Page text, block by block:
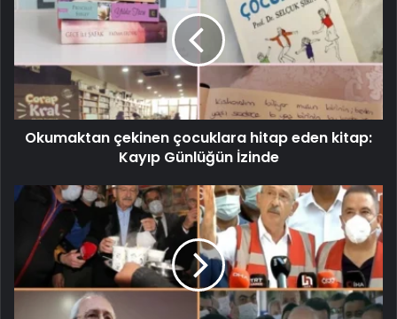
Okumaktan çekinen çocuklara hitap eden kitap:
Kayıp Günlüğün İzinde